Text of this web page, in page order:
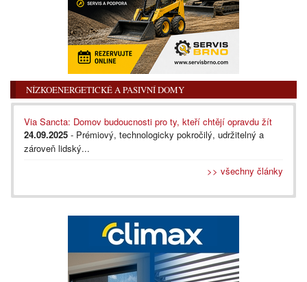
NÍZKOENERGETICKÉ A PASIVNÍ DOMY
Via Sancta: Domov budoucnosti pro ty, kteří chtějí opravdu žít
24.09.2025 - Prémiový, technologicky pokročilý, udržitelný a
zároveň lidský...
>> všechny články